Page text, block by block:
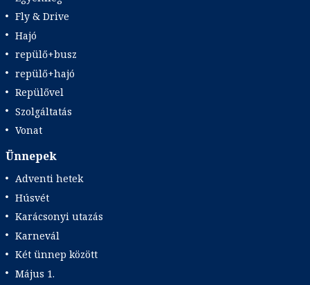
Fly & Drive
Hajó
repülő+busz
repülő+hajó
Repülővel
Szolgáltatás
Vonat
Ünnepek
Adventi hetek
Húsvét
Karácsonyi utazás
Karnevál
Két ünnep között
Május 1.